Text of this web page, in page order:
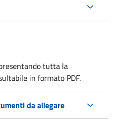
tutta la
in formato PDF.
da allegare